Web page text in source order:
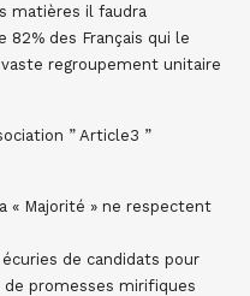
matières il faudra
des Français qui le
vaste regroupement unitaire
” Article3 ”
« Majorité » ne respectent
écuries de candidats pour
de promesses mirifiques